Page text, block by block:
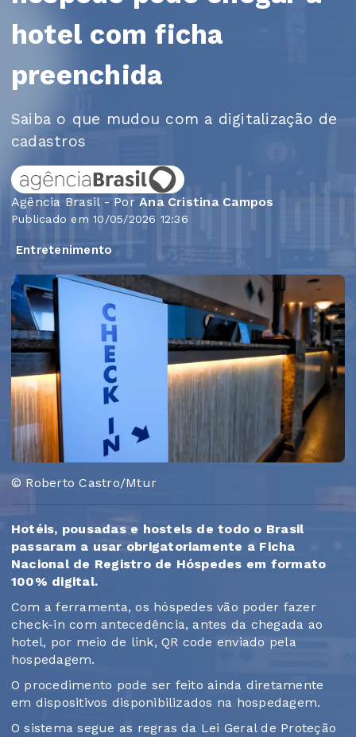
hotel com ficha
preenchida
Saiba o que mudou com a digitalização de
cadastros
Agência Brasil - PorAna Cristina Campos
Publicado em 10/05/2026 12:36
Entretenimento
© Roberto Castro/Mtur
Hotéis, pousadas e hostels de todo o Brasil
passaram a usar obrigatoriamente a Ficha
Nacional de Registro de Hóspedes em formato
100% digital.
Com a ferramenta, os hóspedes vão poder fazer
check-in com antecedência, antes da chegada ao
hotel, por meio de link, QR code enviado pela
hospedagem.
O procedimento pode ser feito ainda diretamente
em dispositivos disponibilizados na hospedagem.
O sistema segue as regras da Lei Geral de Proteção